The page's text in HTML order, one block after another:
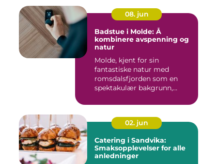
08. jun
Badstue i Molde: Å
kombinere avspenning og
natur
Molde, kjent for sin
fantastiske natur med
romsdalsfjorden som en
spektakulær bakgrunn,
02. jun
Catering i Sandvika:
Smaksopplevelser for alle
anledninger